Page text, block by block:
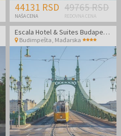
44131 RSD
NAŠA CENA
49765 RSD
REDOVNA CENA
Escala Hotel & Suites Budapest - Porodični odmor
Budimpešta, Mađarska